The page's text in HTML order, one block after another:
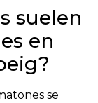
suelen
en
se